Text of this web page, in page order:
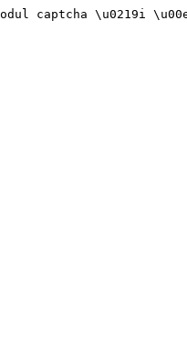
captcha \u0219i